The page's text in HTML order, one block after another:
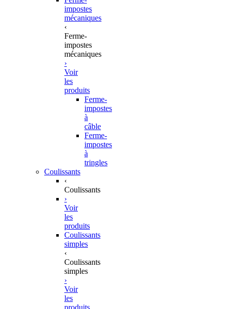
impostes
mécaniques
‹
Ferme-
impostes
mécaniques
›
Voir
les
produits
Ferme-
impostes
à
câble
Ferme-
impostes
à
tringles
Coulissants
‹
Coulissants
›
Voir
les
produits
Coulissants
simples
‹
Coulissants
simples
›
Voir
les
produits